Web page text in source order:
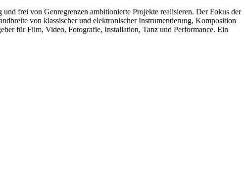
frei von Genregrenzen ambitionierte Projekte realisieren. Der Fokus der
von klassischer und elektronischer Instrumentierung, Komposition
für Film, Video, Fotografie, Installation, Tanz und Performance. Ein